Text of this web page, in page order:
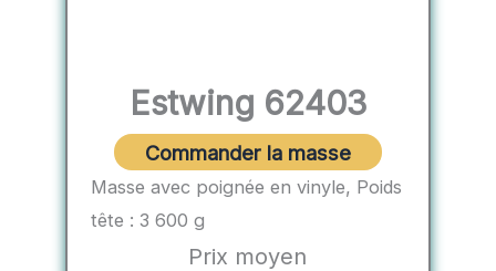
Estwing 62403
Commander la masse
Masse avec poignée en vinyle, Poids
tête : 3 600 g
Prix moyen